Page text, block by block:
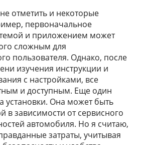
отметить и некоторые
первоначальное
и приложением может
сложным для
пользователя. Однако, после
изучения инструкции и
с настройками, все
и доступным. Еще один
установки. Она может быть
в зависимости от сервисного
автомобиля. Но я считаю,
затраты, учитывая